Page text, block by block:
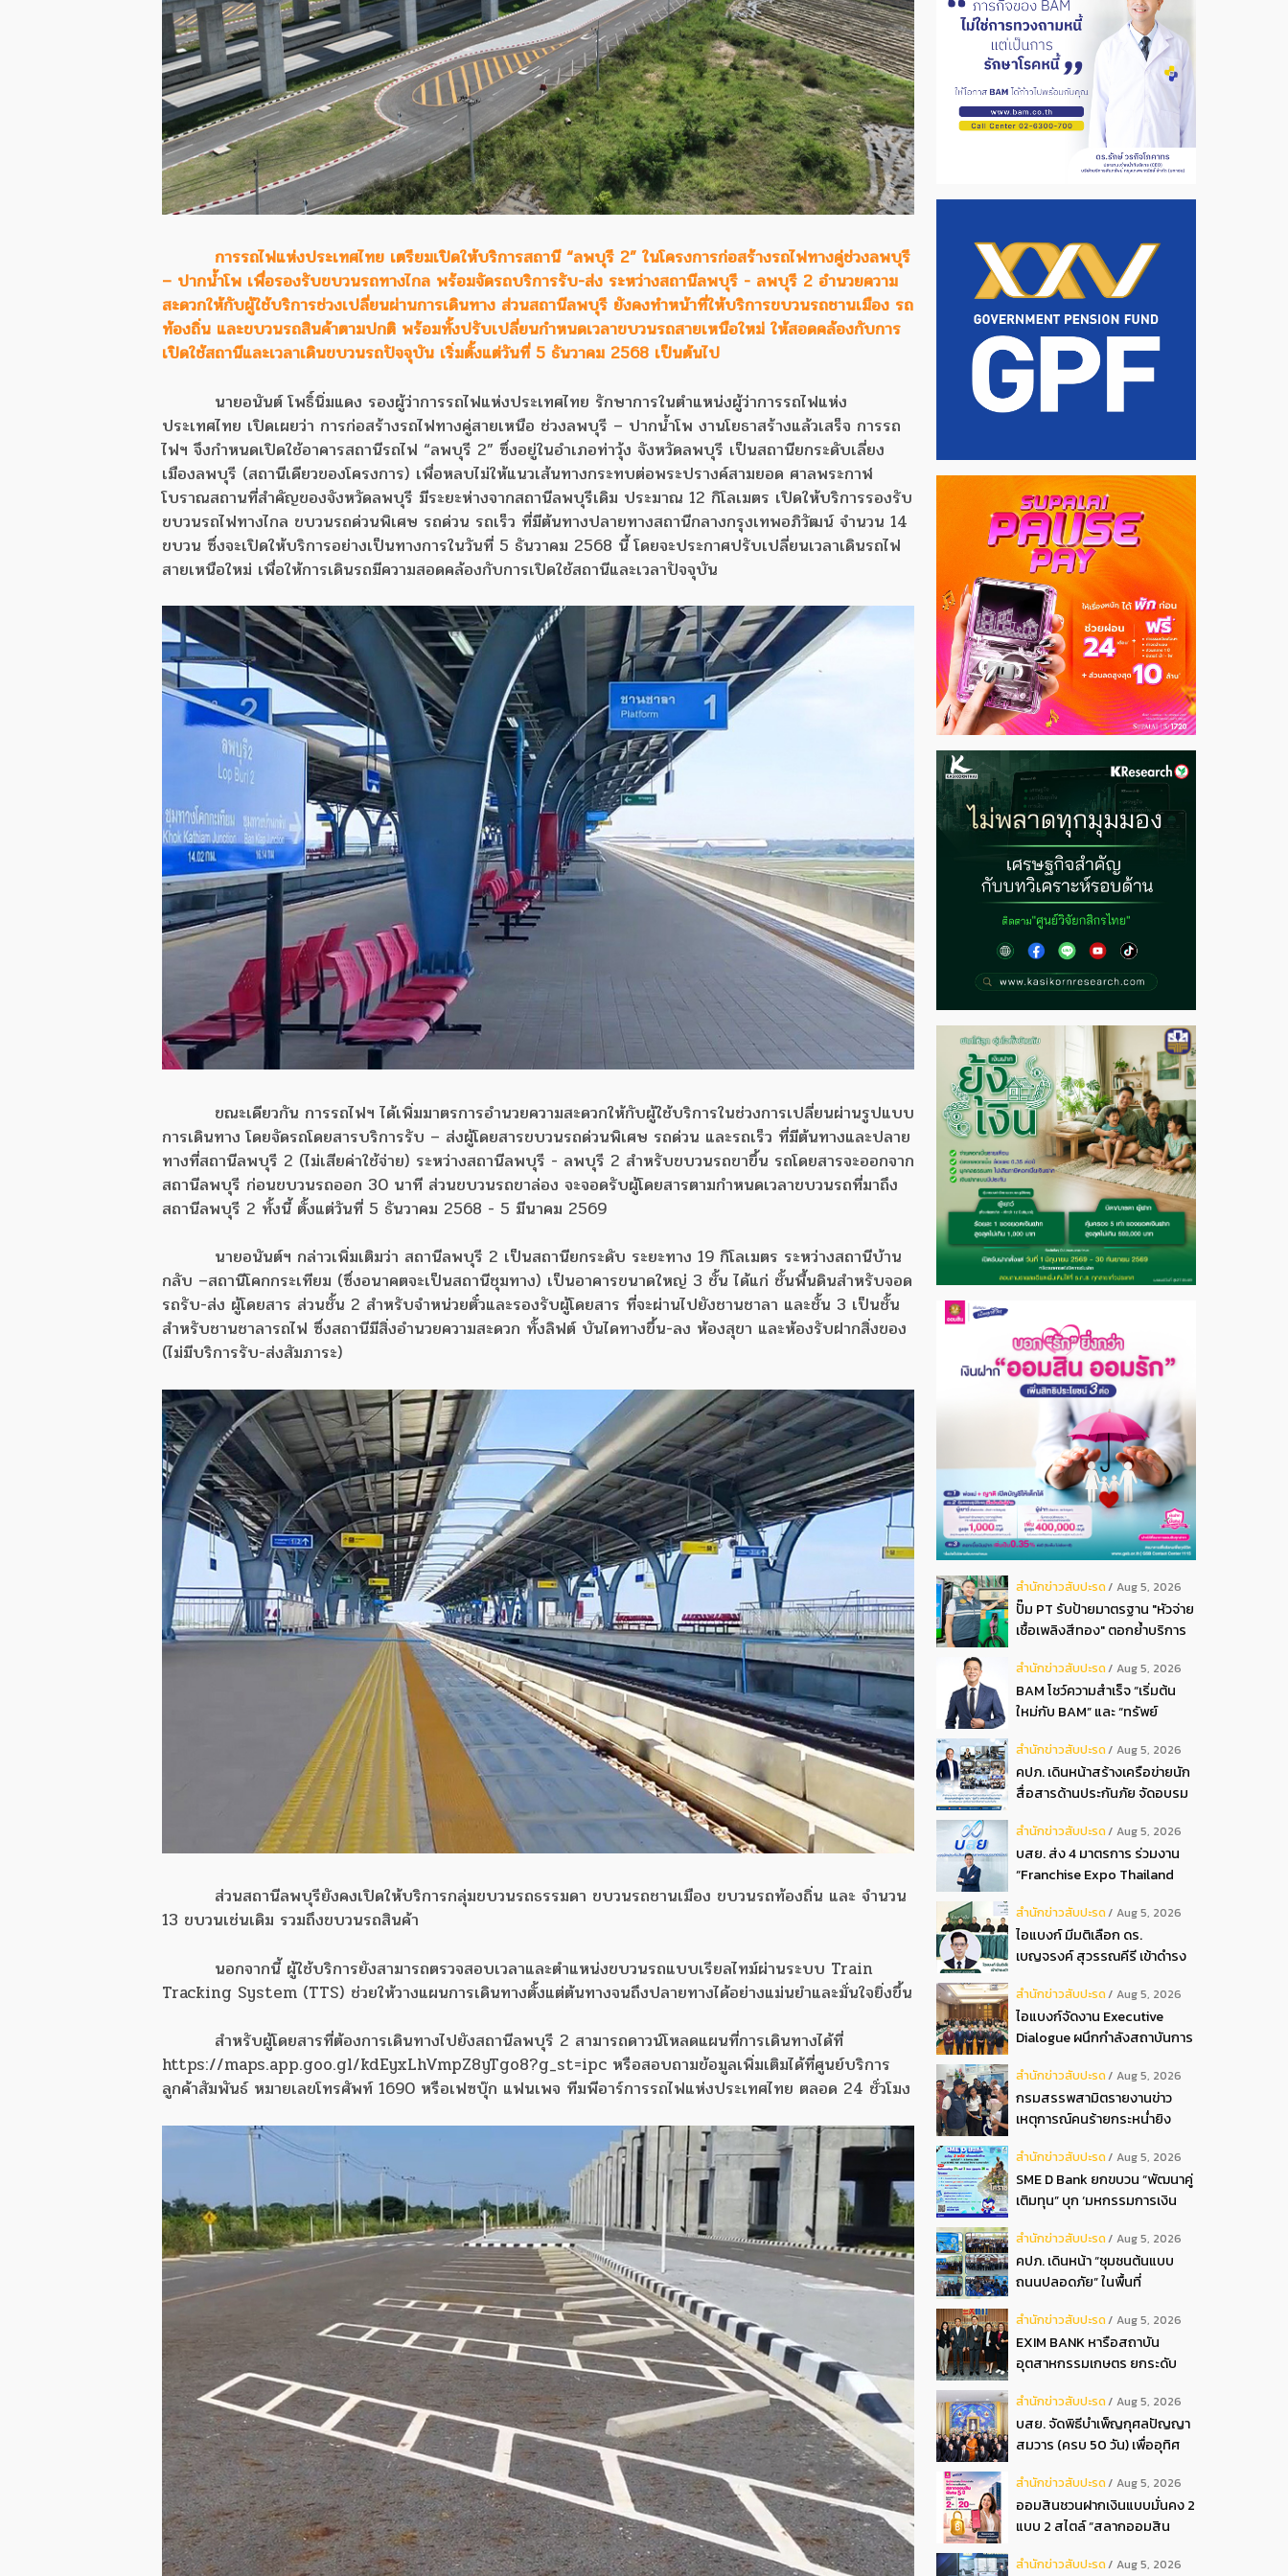
การรถไฟแห่งประเทศไทย เตรียมเปิดให้บริการสถานี “ลพบุรี 2” ในโครงการก่อสร้างรถไฟทางคู่ช่วงลพบุรี
– ปากน้ำโพ เพื่อรองรับขบวนรถทางไกล พร้อมจัดรถบริการรับ-ส่ง ระหว่างสถานีลพบุรี - ลพบุรี 2 อำนวยความ
สะดวกให้กับผู้ใช้บริการช่วงเปลี่ยนผ่านการเดินทาง ส่วนสถานีลพบุรี ยังคงทำหน้าที่ให้บริการขบวนรถชานเมือง รถ
ท้องถิ่น และขบวนรถสินค้าตามปกติ พร้อมทั้งปรับเปลี่ยนกำหนดเวลาขบวนรถสายเหนือใหม่ ให้สอดคล้องกับการ
เปิดใช้สถานีและเวลาเดินขบวนรถปัจจุบัน เริ่มตั้งแต่วันที่ 5 ธันวาคม 2568 เป็นต้นไป
นายอนันต์ โพธิ์นิ่มแดง รองผู้ว่าการรถไฟแห่งประเทศไทย รักษาการในตำแหน่งผู้ว่าการรถไฟแห่ง
ประเทศไทย เปิดเผยว่า การก่อสร้างรถไฟทางคู่สายเหนือ ช่วงลพบุรี – ปากน้ำโพ งานโยธาสร้างแล้วเสร็จ การรถ
ไฟฯ จึงกำหนดเปิดใช้อาคารสถานีรถไฟ “ลพบุรี 2” ซึ่งอยู่ในอำเภอท่าวุ้ง จังหวัดลพบุรี เป็นสถานียกระดับเลี่ยง
เมืองลพบุรี (สถานีเดียวของโครงการ) เพื่อหลบไม่ให้แนวเส้นทางกระทบต่อพระปรางค์สามยอด ศาลพระกาฬ
โบราณสถานที่สำคัญของจังหวัดลพบุรี มีระยะห่างจากสถานีลพบุรีเดิม ประมาณ 12 กิโลเมตร เปิดให้บริการรองรับ
ขบวนรถไฟทางไกล ขบวนรถด่วนพิเศษ รถด่วน รถเร็ว ที่มีต้นทางปลายทางสถานีกลางกรุงเทพอภิวัฒน์ จำนวน 14
ขบวน ซึ่งจะเปิดให้บริการอย่างเป็นทางการในวันที่ 5 ธันวาคม 2568 นี้ โดยจะประกาศปรับเปลี่ยนเวลาเดินรถไฟ
สายเหนือใหม่ เพื่อให้การเดินรถมีความสอดคล้องกับการเปิดใช้สถานีและเวลาปัจจุบัน
ขณะเดียวกัน การรถไฟฯ ได้เพิ่มมาตรการอำนวยความสะดวกให้กับผู้ใช้บริการในช่วงการเปลี่ยนผ่านรูปแบบ
การเดินทาง โดยจัดรถโดยสารบริการรับ – ส่งผู้โดยสารขบวนรถด่วนพิเศษ รถด่วน และรถเร็ว ที่มีต้นทางและปลาย
ทางที่สถานีลพบุรี 2 (ไม่เสียค่าใช้จ่าย) ระหว่างสถานีลพบุรี - ลพบุรี 2 สำหรับขบวนรถขาขึ้น รถโดยสารจะออกจาก
สถานีลพบุรี ก่อนขบวนรถออก 30 นาที ส่วนขบวนรถขาล่อง จะจอดรับผู้โดยสารตามกำหนดเวลาขบวนรถที่มาถึง
สถานีลพบุรี 2 ทั้งนี้ ตั้งแต่วันที่ 5 ธันวาคม 2568 - 5 มีนาคม 2569
นายอนันต์ฯ กล่าวเพิ่มเติมว่า สถานีลพบุรี 2 เป็นสถานียกระดับ ระยะทาง 19 กิโลเมตร ระหว่างสถานีบ้าน
กลับ –สถานีโคกกระเทียม (ซึ่งอนาคตจะเป็นสถานีชุมทาง) เป็นอาคารขนาดใหญ่ 3 ชั้น ได้แก่ ชั้นพื้นดินสำหรับจอด
รถรับ-ส่ง ผู้โดยสาร ส่วนชั้น 2 สำหรับจำหน่วยตั๋วและรองรับผู้โดยสาร ที่จะผ่านไปยังชานชาลา และชั้น 3 เป็นชั้น
สำหรับชานชาลารถไฟ ซึ่งสถานีมีสิ่งอำนวยความสะดวก ทั้งลิฟต์ บันไดทางขึ้น-ลง ห้องสุขา และห้องรับฝากสิ่งของ
(ไม่มีบริการรับ-ส่งสัมภาระ)
ส่วนสถานีลพบุรียังคงเปิดให้บริการกลุ่มขบวนรถธรรมดา ขบวนรถชานเมือง ขบวนรถท้องถิ่น และ จำนวน
13 ขบวนเช่นเดิม รวมถึงขบวนรถสินค้า
นอกจากนี้ ผู้ใช้บริการยังสามารถตรวจสอบเวลาและตำแหน่งขบวนรถแบบเรียลไทม์ผ่านระบบ Train
Tracking System (TTS) ช่วยให้วางแผนการเดินทางตั้งแต่ต้นทางจนถึงปลายทางได้อย่างแม่นยำและมั่นใจยิ่งขึ้น
สำหรับผู้โดยสารที่ต้องการเดินทางไปยังสถานีลพบุรี 2 สามารถดาวน์โหลดแผนที่การเดินทางได้ที่
https://maps.app.goo.gl/kdEyxLhVmpZ8yTgo8?g_st=ipc หรือสอบถามข้อมูลเพิ่มเติมได้ที่ศูนย์บริการ
ลูกค้าสัมพันธ์ หมายเลขโทรศัพท์ 1690 หรือเฟซบุ๊ก แฟนเพจ ทีมพีอาร์การรถไฟแห่งประเทศไทย ตลอด 24 ชั่วโมง
สํานักข่าวสับปะรด Aug 5, 2026
ปั๊ม PT รับป้ายมาตรฐาน "หัวจ่าย
เชื้อเพลิงสีทอง" ตอกย้ำบริการ
บริโภค
สํานักข่าวสับปะรด Aug 5, 2026
BAM โชว์ความสำเร็จ “เริ่มต้น
ใหม่กับ BAM” และ “ทรัพย์
2026
สํานักข่าวสับปะรด Aug 5, 2026
คปภ. เดินหน้าสร้างเครือข่ายนัก
สื่อสารด้านประกันภัย จัดอบรม
สํานักข่าวสับปะรด Aug 5, 2026
บสย. ส่ง 4 มาตรการ ร่วมงาน
“Franchise Expo Thailand
สํานักข่าวสับปะรด Aug 5, 2026
ไอแบงก์ มีมติเลือก ดร.
เบญจรงค์ สุวรรณคีรี เข้าดำรง
การประชุมวิสามัญผู้ถือหุ้น ครั้ง
ที่ 22569
สํานักข่าวสับปะรด Aug 5, 2026
ไอแบงก์จัดงาน Executive
Dialogue ผนึกกำลังสถาบันการ
ถ่ายทอดประสบการณ์กว่า 40 ปี
เตรียมความพร้อมองค์กรสู่การ
เป็นธนาคารอิสลามแห่งอนาคต
สํานักข่าวสับปะรด Aug 5, 2026
กรมสรรพสามิตรายงานข่าว
เหตุการณ์คนร้ายกระหน่ำยิง
ปัตตานี สาขามายอ
สํานักข่าวสับปะรด Aug 5, 2026
SME D Bank ยกขบวน “พัฒนาคู่
เติมทุน” บุก ‘มหกรรมการเงิน
พลัส สินเชื่อดอกเบี้ยต่ำ 3ต่อปี
แถมลดค่าธรรมเนียม พบได้ที่บูธ
D2
สํานักข่าวสับปะรด Aug 5, 2026
คปภ. เดินหน้า “ชุมชนต้นแบบ
ถนนปลอดภัย” ในพื้นที่
สํานักข่าวสับปะรด Aug 5, 2026
EXIM BANK หารือสถาบัน
อุตสาหกรรมเกษตร ยกระดับ
และอาหารแปรรูปของไทย
สํานักข่าวสับปะรด Aug 5, 2026
บสย. จัดพิธีบำเพ็ญกุศลปัญญา
สมวาร (ครบ 50 วัน) เพื่ออุทิศ
พระเจ้าลูกเธอ เจ้าฟ้าพัชรกิติยา
ภาฯ
สํานักข่าวสับปะรด Aug 5, 2026
ออมสินชวนฝากเงินแบบมั่นคง 2
แบบ 2 สไตล์ “สลากออมสิน
2 รอบ รวม 120 รอบกับ “เงิน
สํานักข่าวสับปะรด Aug 5, 2026